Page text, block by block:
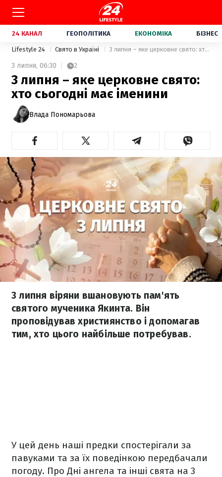
24 КАНАЛ ГЕОПОЛІТИКА ЕКОНОМІКА БІЗНЕС
Lifestyle 24 Свято в Україні 3 липня – яке церковне свято: хто сьогодні має іменини
3 липня, 06:30 2
3 липня – яке церковне свято:
хто сьогодні має іменини
Влада Пономарьова
3 липня віряни вшановують пам'ять
святого мученика Якинта. Він
проповідував християнство і допомагав
тим, хто цього найбільше потребував.
У цей день наші предки спостерігали за
павуками та за їх поведінкою передбачали
погоду. Про Дні ангела та інші свята на 3